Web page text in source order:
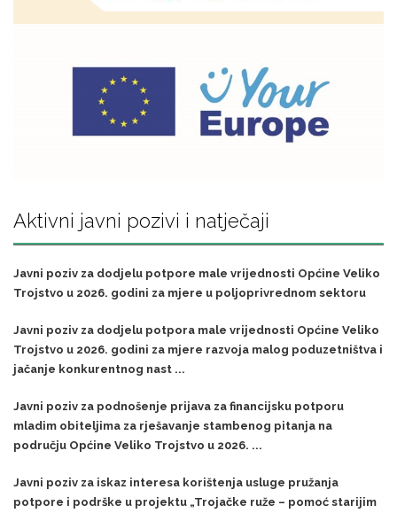
Aktivni javni pozivi i natječaji
Javni poziv za dodjelu potpore male vrijednosti Općine Veliko
Trojstvo u 2026. godini za mjere u poljoprivrednom sektoru
Javni poziv za dodjelu potpora male vrijednosti Općine Veliko
Trojstvo u 2026. godini za mjere razvoja malog poduzetništva i
jačanje konkurentnog nast ...
Javni poziv za podnošenje prijava za financijsku potporu
mladim obiteljima za rješavanje stambenog pitanja na
području Općine Veliko Trojstvo u 2026. ...
Javni poziv za iskaz interesa korištenja usluge pružanja
potpore i podrške u projektu „Trojačke ruže – pomoć starijim